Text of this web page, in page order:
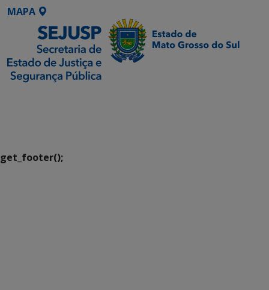
MAPA
get_footer();